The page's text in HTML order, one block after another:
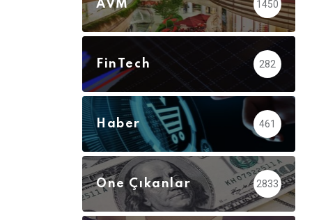
AVM 1450
FinTech 282
Haber 461
Öne Çıkanlar 2833